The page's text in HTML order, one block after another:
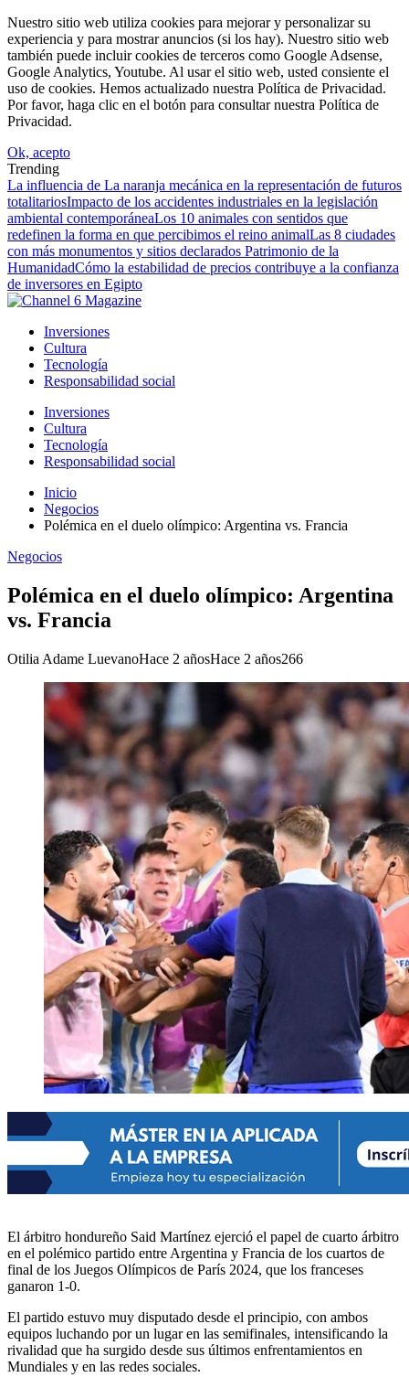
Nuestro sitio web utiliza cookies para mejorar y personalizar su
experiencia y para mostrar anuncios (si los hay). Nuestro sitio web
también puede incluir cookies de terceros como Google Adsense,
Google Analytics, Youtube. Al usar el sitio web, usted consiente el
uso de cookies. Hemos actualizado nuestra Política de Privacidad.
Por favor, haga clic en el botón para consultar nuestra Política de
Privacidad.
Ok, acepto
Trending
La influencia de La naranja mecánica en la representación de futuros
totalitariosImpacto de los accidentes industriales en la legislación
ambiental contemporáneaLos 10 animales con sentidos que
redefinen la forma en que percibimos el reino animalLas 8 ciudades
con más monumentos y sitios declarados Patrimonio de la
HumanidadCómo la estabilidad de precios contribuye a la confianza
de inversores en Egipto
Inversiones
Cultura
Tecnología
Responsabilidad social
Inversiones
Cultura
Tecnología
Responsabilidad social
Inicio
Negocios
Polémica en el duelo olímpico: Argentina vs. Francia
Negocios
Polémica en el duelo olímpico: Argentina
vs. Francia
Otilia Adame LuevanoHace 2 añosHace 2 años266
El árbitro hondureño Said Martínez ejerció el papel de cuarto árbitro
en el polémico partido entre Argentina y Francia de los cuartos de
final de los Juegos Olímpicos de París 2024, que los franceses
ganaron 1-0.
El partido estuvo muy disputado desde el principio, con ambos
equipos luchando por un lugar en las semifinales, intensificando la
rivalidad que ha surgido desde sus últimos enfrentamientos en
Mundiales y en las redes sociales.